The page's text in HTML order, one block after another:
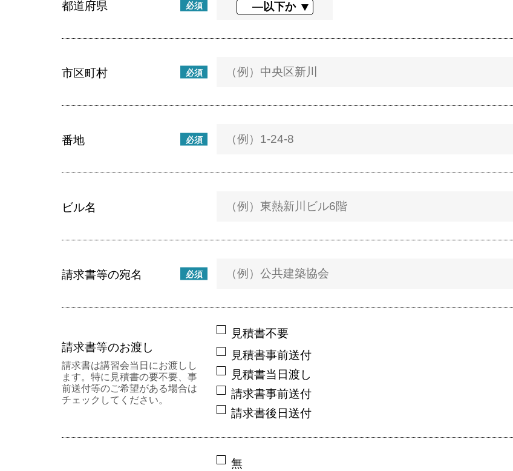
都道府県 必須
市区町村 必須
番地 必須
ビル名
請求書等の宛名 必須
請求書等のお渡し
請求書は講習会当日にお渡しし
ます。特に見積書の要不要、事
前送付等のご希望がある場合は
チェックしてください。
見積書不要
見積書事前送付
見積書当日渡し
請求書事前送付
請求書後日送付
無